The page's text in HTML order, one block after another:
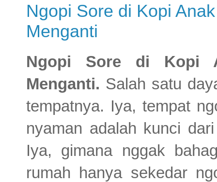
Ngopi Sore di Kopi
Menganti
Ngopi Sore di Kopi
Menganti. Salah satu
tempatnya. Iya, tempat
nyaman adalah kunci
Iya, gimana nggak
rumah hanya sekedar